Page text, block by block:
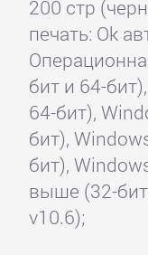
200 стр
печать: Ok
бит и 64-
64-бит),
бит),
бит),
выше (32-
v10.6);